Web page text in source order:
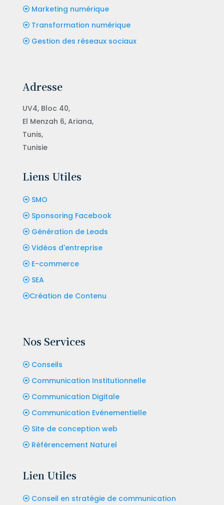
Marketing numérique
Transformation numérique
Gestion des réseaux sociaux
Adresse
UV4, Bloc 40,
El Menzah 6, Ariana,
Tunis,
Tunisie
Liens Utiles
SMO
Sponsoring Facebook
Génération de Leads
Vidéos d'entreprise
E-commerce
SEA
Création de Contenu
Nos Services
Conseils
Communication Institutionnelle
Communication Digitale
Communication Evénementielle
Site de conception web
Référencement Naturel
Lien Utiles
Conseil en stratégie de communication